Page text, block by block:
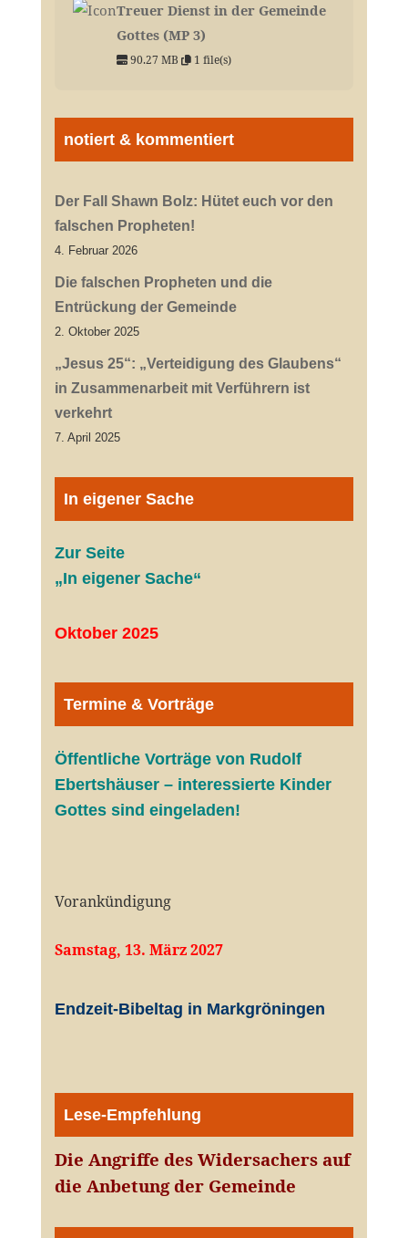
Treuer Dienst in der Gemeinde
Gottes (MP 3)
90.27 MB 1 file(s)
notiert & kommentiert
Der Fall Shawn Bolz: Hütet euch vor den
falschen Propheten!
4. Februar 2026
Die falschen Propheten und die
Entrückung der Gemeinde
2. Oktober 2025
„Jesus 25“: „Verteidigung des Glaubens“
in Zusammenarbeit mit Verführern ist
verkehrt
7. April 2025
In eigener Sache
Zur Seite
„In eigener Sache“
Oktober 2025
Termine & Vorträge
Öffentliche Vorträge von Rudolf
Ebertshäuser – interessierte Kinder
Gottes sind eingeladen!
Vorankündigung
Samstag, 13. März 2027
Endzeit-Bibeltag in Markgröningen
Lese-Empfehlung
Die Angriffe des Widersachers auf
die Anbetung der Gemeinde